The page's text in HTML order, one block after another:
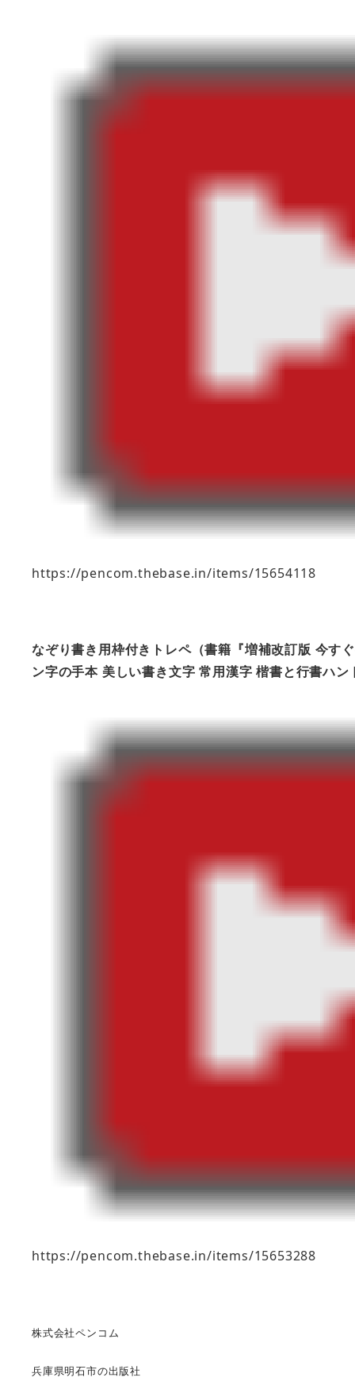
https://pencom.thebase.in/items/15654118
なぞり書き用枠付きトレペ（書籍『増補改訂版 今す
ン字の手本 美しい書き文字 常用漢字 楷書と行書ハ
https://pencom.thebase.in/items/15653288
株式会社ペンコム
兵庫県明石市の出版社